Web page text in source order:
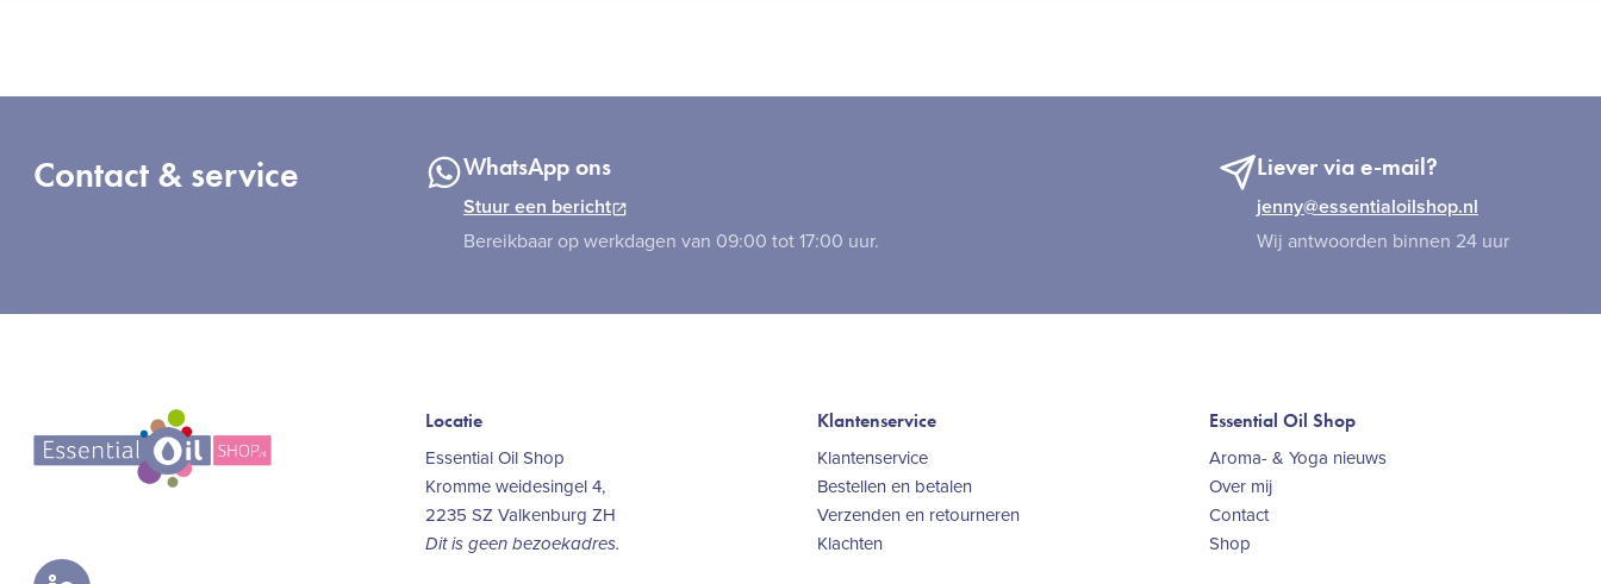
Contact & service WhatsApp ons
Stuur een bericht
Bereikbaar op werkdagen van 09:00 tot 17:00 uur.
Liever via e-mail?
jenny@essentialoilshop.nl
Wij antwoorden binnen 24 uur
Locatie
Essential Oil Shop
Kromme weidesingel 4,
2235 SZ Valkenburg ZH
Dit is geen bezoekadres.
Klantenservice
Klantenservice
Bestellen en betalen
Verzenden en retourneren
Klachten
Essential Oil Shop
Aroma- & Yoga nieuws
Over mij
Contact
Shop